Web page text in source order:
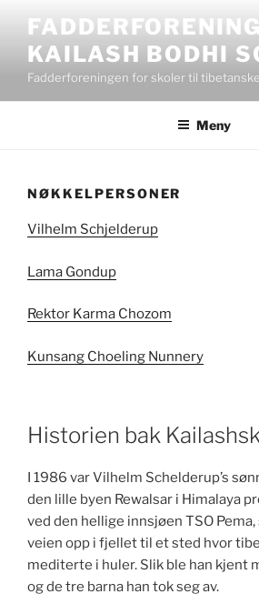
innholdKAILASH BODHI
Fadderforeningen for skoler til
Meny
NØKKELPERSONER
Vilhelm Schjelderup
Lama Gondup
Rektor Karma Chozom
Kunsang Choeling Nunnery
Historien bak
I 1986 var Vilhelm Schelderup’s
den lille byen Rewalsar i Himalaya
ved den hellige innsjøen TSO
veien opp i fjellet til et sted hvor
mediterte i huler. Slik ble han kjent
og de tre barna han tok seg av.